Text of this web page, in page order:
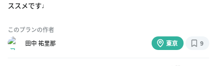
ススメです♩
このプランの作者
田中 祐里那
東京 9